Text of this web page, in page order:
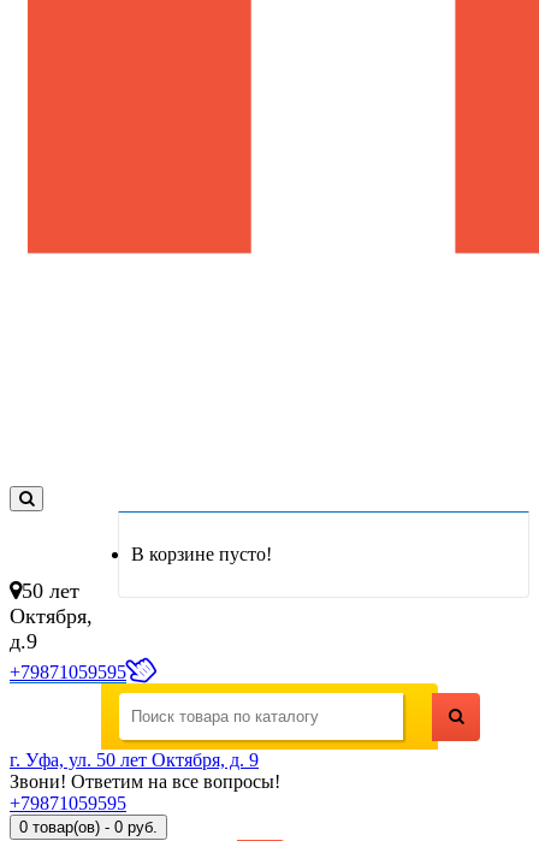
В корзине пусто!
50 лет
Октября,
д.9
+79871059595
г. Уфа, ул. 50 лет Октября, д. 9
Звони! Ответим на все вопросы!
+79871059595
0 товар(ов) - 0 руб.